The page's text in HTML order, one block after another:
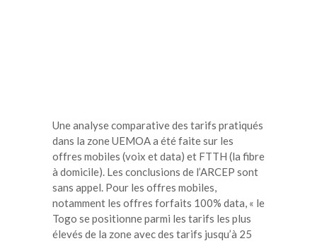
Une analyse comparative des tarifs pratiqués
dans la zone UEMOA a été faite sur les
offres mobiles (voix et data) et FTTH (la fibre
à domicile). Les conclusions de l’ARCEP sont
sans appel. Pour les offres mobiles,
notamment les offres forfaits 100% data, « le
Togo se positionne parmi les tarifs les plus
élevés de la zone avec des tarifs jusqu’à 25